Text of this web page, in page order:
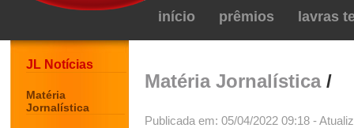
início prêmios lavras
JL Notícias
Matéria
Jornalística
Matéria Jornalística/
Publicada em: 05/04/2022 09:18 -